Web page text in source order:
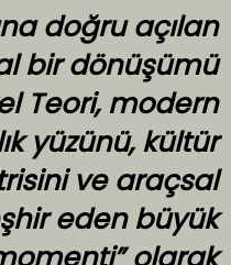
doğru açılan
bir dönüşümü
Teori, modern
yüzünü, kültür
ve araçsal
eden büyük